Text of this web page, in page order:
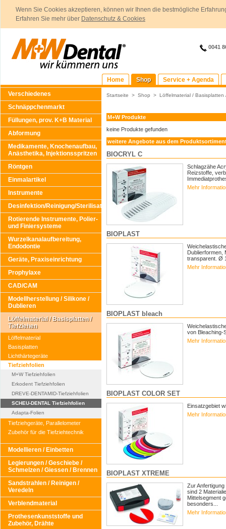
Wenn Sie Cookies akzeptieren, können wir Ihnen die bestmögliche
Erfahren Sie mehr über Datenschutz & Cookies
0041
Home Shop
Service + Agenda
Verschiedenes
Schnäppchenmarkt
Füllungen, prov. K+B Material
Abformung
Medikamente, Knochenaufbau,
Anästhetika, Injektionsspritzen
Röntgen
Einmalartikel
Instrumente
Desinfektion/Reinigung/Sterilisation
Rotierende Instrumente, Polier-
und Finiersysteme
Wurzelkanalaufbereitung,
Endodontie
Geräte, Praxiseinrichtung
Prophylaxe
CAD/CAM
Modellherstellung / Silikone /
Dublieren
Löffelmaterial / Basisplatten /
Tiefziehen
Löffelmaterial
Basisplatten
Lichthärtegeräte
Tiefziehfolien
M+W Tiefziehfolien
Erkodent Tiefziehfolien
DREVE-DENTAMID-Tiefziehfolien
SCHEU-DENTAL Tiefziehfolien
Adapta-Folien
Tiefziehgeräte, Parallelometer
Zubehör für die Tiefziehtechnik
Modellieren / Einbetten
Legierungen / Geschiebe /
Schmelzen / Giessen / Brennen
Sandstrahlen / Reinigen /
Veredeln
Verblendmaterial
Prothesenkunststoffe und
Zubehör, Drähte
Startseite > Shop > Löffelmaterial / Basisplatten
M+W Produkte
keine Produkte gefunden
weitere Angebote aus dem
BIOCRYL C
Schlagzähe
Reizstoffe,
Mehr
BIOPLAST
Dublierformen,
transparent. Ø
Mehr
BIOPLAST bleach
von Bleaching-
Mehr
BIOPLAST COLOR SET
Einsatzgebiet
Mehr
BIOPLAST XTREME
Zur
sind 2
Mittelsegment
besonders...
Mehr